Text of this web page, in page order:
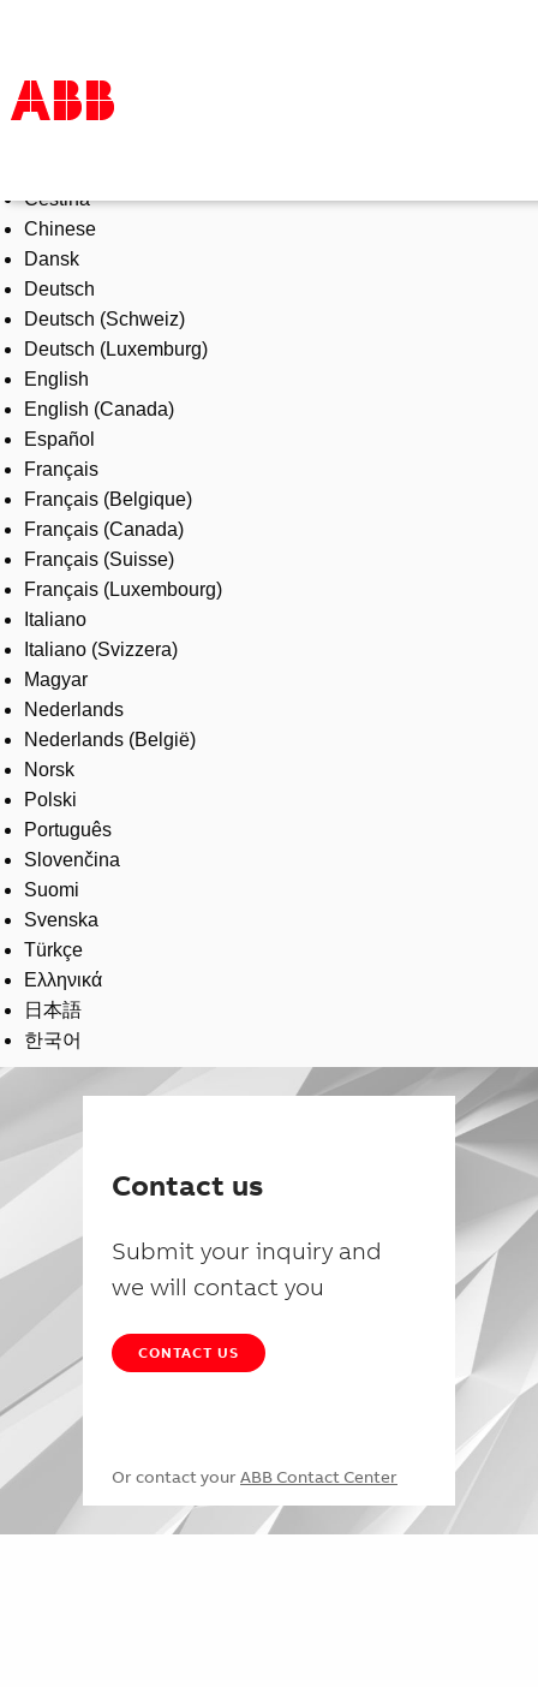
Products & Solutions
Industries
Services
About us
Where to buy
Contact us
Careers
Čeština
Chinese
Dansk
Deutsch
Deutsch (Schweiz)
Deutsch (Luxemburg)
English
English (Canada)
Español
Français
Français (Belgique)
Français (Canada)
Français (Suisse)
Français (Luxembourg)
Italiano
Italiano (Svizzera)
Magyar
Nederlands
Nederlands (België)
Norsk
Polski
Português
Slovenčina
Suomi
Svenska
Türkçe
Ελληνικά
日本語
한국어
Contact us
Submit your inquiry and
we will contact you
CONTACT US
Or contact your ABB Contact Center